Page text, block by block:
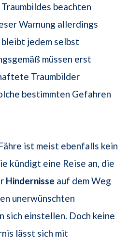
beachten
Warnung allerdings
jedem selbst
müssen erst
Traumbilder
bestimmten Gefahren
ist meist ebenfalls kein
kündigt eine Reise an, die
Hindernisse auf dem Weg
unerwünschten
sich einstellen. Doch keine
lässt sich mit